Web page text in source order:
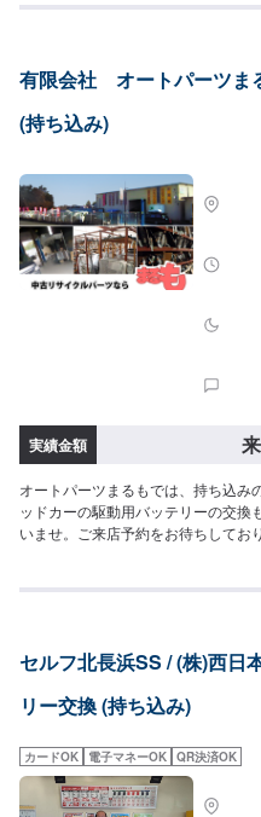
有限会社 オートパーツま
(持ち込み)
実績金額
オートパーツまるもでは、持ち込み
ッドカーの駆動用バッテリーの交換
いませ。ご来店予約をお待ちしてお
セルフ北長浜SS / (株)西日
リー交換 (持ち込み)
カードOK 電子マネーOK QR決済OK